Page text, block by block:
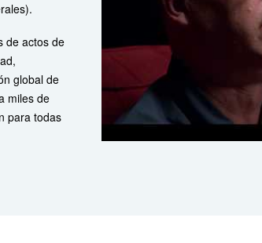
de actos de
global de
miles de
para todas